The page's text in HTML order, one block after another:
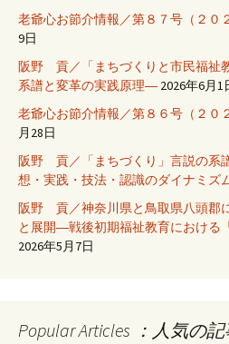
老爺心お節介情報／第８７号（２０
9日
阪野 貢／「まちづくりと市民福祉
系譜と変革の実践原理― 2026年6月1
老爺心お節介情報／第８６号（２０
月28日
阪野 貢／「まちづくり」言説の系
想・実践・技法・認識のダイナミズ
阪野 貢／神奈川県と鳥取県八頭郡
と展開―戦後初期福祉教育における
2026年5月7日
Popular Articles ：人気の